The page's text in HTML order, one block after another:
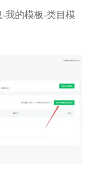
我的模板-类目模